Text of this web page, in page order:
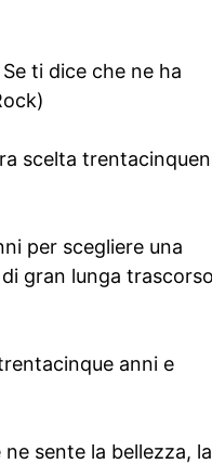
ti dice che ne ha
scelta
per scegliere una
gran lunga
anni e
sente la bellezza, la